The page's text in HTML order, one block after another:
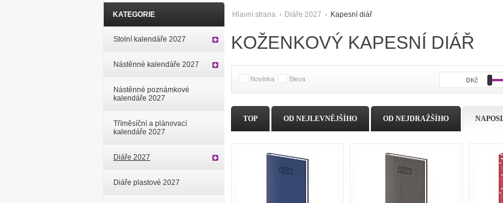
Hlavní strana Diáře 2027 Kapesní diář
KOŽENKOVÝ KAPESNÍ DIÁŘ
Novinka Sleva 0Kč
TOP OD NEJLEVNĚJŠÍHO OD NEJDRAŽŠÍHO
KATEGORIE
Stolní kalendáře 2027
Nástěnné kalendáře 2027
Nástěnné poznámkové
kalendáře 2027
Tříměsíční a plánovací
kalendáře 2027
Diáře 2027
Diáře plastové 2027